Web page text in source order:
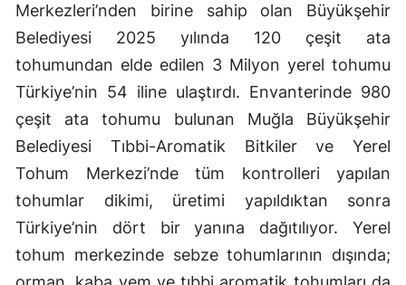
Merkezleri’nden birine sahip olan Büyükşehir
Belediyesi 2025 yılında 120 çeşit ata
tohumundan elde edilen 3 Milyon yerel tohumu
Türkiye’nin 54 iline ulaştırdı. Envanterinde 980
çeşit ata tohumu bulunan Muğla Büyükşehir
Belediyesi Tıbbi-Aromatik Bitkiler ve Yerel
Tohum Merkezi’nde tüm kontrolleri yapılan
tohumlar dikimi, üretimi yapıldıktan sonra
Türkiye’nin dört bir yanına dağıtılıyor. Yerel
tohum merkezinde sebze tohumlarının dışında;